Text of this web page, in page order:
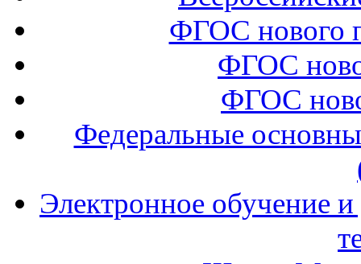
ФГОС нового
ФГОС
ФГОС
Федеральные
Электронное обучение